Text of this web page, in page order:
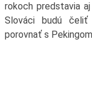
rokoch predstavia
Slováci budú čeliť
porovnať s